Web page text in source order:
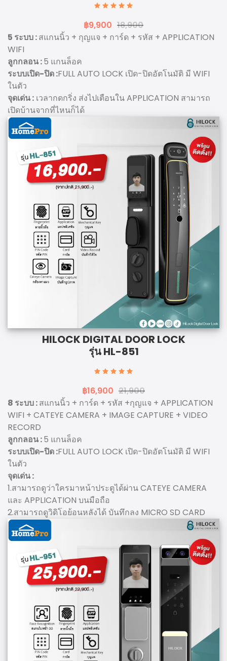
฿9,900 18,900
5 ระบบ :สแกนนิ้ว + กุญแจ + การ์ด + รหัส + APPLICATION
WIFI
ลูกกลอน :5 แกนล็อค
ระบบเปิด-ปิด :FULL AUTO LOCK เปิด-ปิดอัตโนมัติ มี WIFI
ในตัว
จุดเด่น : เวลากดกริ่ง ส่งไปเตือนใน APPLICATION สามารถ
เปิดบ้านจากที่ไหนก็ได้
HILOCK DIGITAL DOOR LOCK
รุ่น HL-851
฿16,900 21,900
8 ระบบ :สแกนนิ้ว + การ์ด + รหัส +กุญแจ + APPLICATION
WIFI + CATEYE CAMERA + IMAGE CAPTURE + VIDEO
RECORD
ลูกกลอน :5 แกนล็อค
ระบบเปิด-ปิด :FULL AUTO LOCK เปิด-ปิดอัตโนมัติ มี WIFI
ในตัว
จุดเด่น :
1.สามารถดูว่าใครมาหน้าประตูได้ผ่าน CATEYE CAMERA
และ APPLICATION บนมือถือ
2.สามารถดูวิดิโอย้อนหลังได้ บันทึกลง MICRO SD CARD